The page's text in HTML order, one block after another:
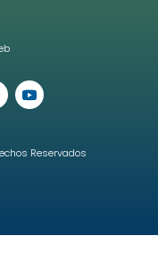
Reservados